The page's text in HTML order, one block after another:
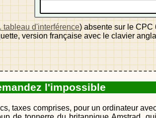
tableau d'interférence) absente sur le
version française avec le clavier
l'impossible
taxes comprises, pour un ordinateur